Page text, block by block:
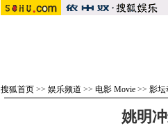
搜狐首页 >> 娱乐频道 >> 电影 Movie >> 影坛
姚明